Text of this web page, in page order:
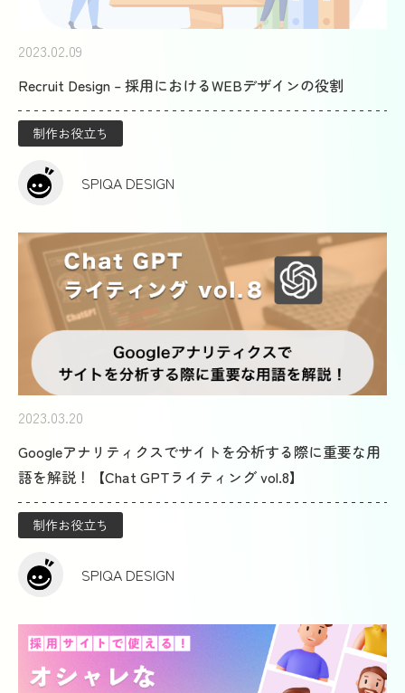
2023.02.09
Recruit Design – 採用におけるWEBデザインの役割
制作お役立ち
SPIQA DESIGN
2023.03.20
Googleアナリティクスでサイトを分析する際に重要な用
語を解説！【Chat GPTライティング vol.8】
制作お役立ち
SPIQA DESIGN